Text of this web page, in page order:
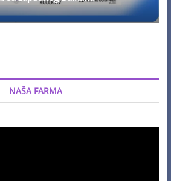
NAŠA FARMA